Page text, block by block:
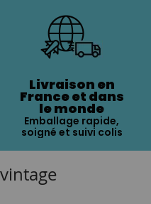
Livraison en
France et dans
le monde
Emballage rapide,
soigné et suivi colis